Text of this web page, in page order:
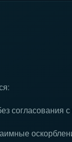
согласования